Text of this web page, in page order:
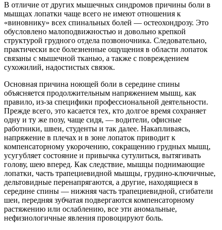
В отличие от других мышечных синдромов причины боли в
мышцах лопатки чаще всего не имеют отношения к
«виновнику» всех спинальных болей — остеохондрозу. Это
обусловлено малоподвижностью и довольно крепкой
структурой грудного отдела позвоночника. Следовательно,
практически все болезненные ощущения в области лопаток
связаны с мышечной тканью, а также с повреждением
сухожилий, надостистых связок.
Основная причина ноющей боли в середине спины
объясняется продолжительным напряжением мышц, как
правило, из-за специфики профессиональной деятельности.
Прежде всего, это касается тех, кто долгое время сохраняет
одну и ту же позу, чаще сидя, — водители, офисные
работники, швеи, студенты и так далее. Накапливаясь,
напряжение в плечах и в зоне лопаток приводит к
компенсаторному укорочению, сокращению грудных мышц,
усугубляет состояние и привычка сутулиться, вытягивать
голову, шею вперед. Как следствие, мышцы поднимающие
лопатки, часть трапециевидной мышцы, грудино-ключичные,
дельтовидные перенапрягаются, а другие, находящиеся в
середине спины — нижняя часть трапециевидной, сгибатели
шеи, передняя зубчатая подвергаются компенсаторному
растяжению или ослаблению, все эти аномальные,
нефизиологичные явления провоцируют боль.